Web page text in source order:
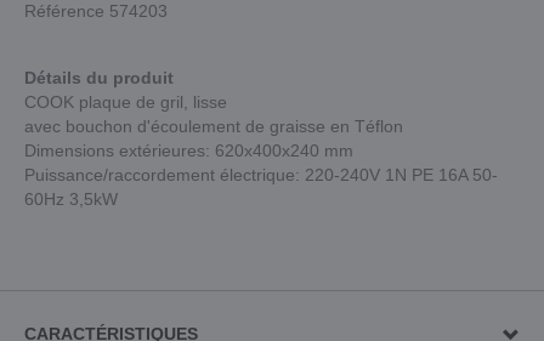
Référence 574203
Détails du produit
COOK plaque de gril, lisse
avec bouchon d'écoulement de graisse en Téflon
Dimensions extérieures: 620x400x240 mm
Puissance/raccordement électrique: 220-240V 1N PE 16A 50-
60Hz 3,5kW
CARACTÉRISTIQUES